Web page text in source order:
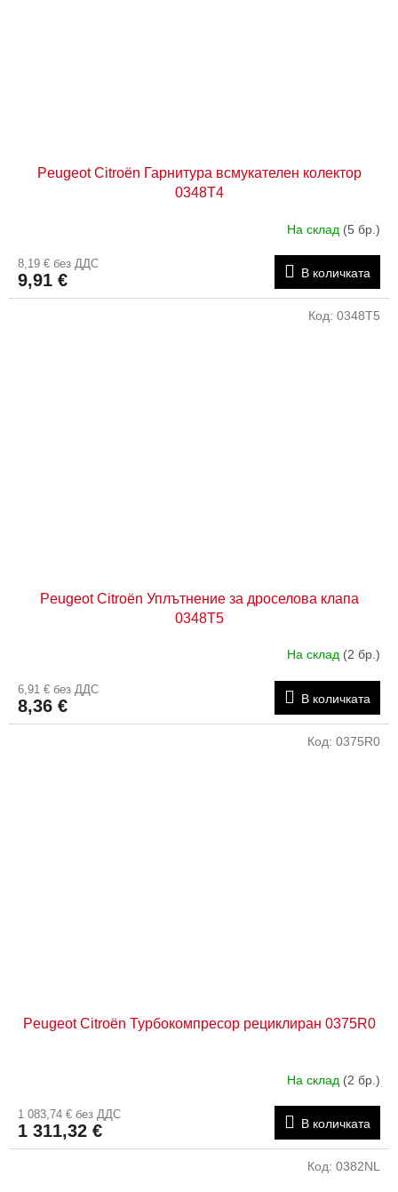
Peugeot Citroën Гарнитура всмукателен колектор
0348T4
На склад (5 бр.)
8,19 € без ДДС
9,91 € В количката
Peugeot Citroën Уплътнение за дроселова клапа
0348T5
На склад (2 бр.)
6,91 € без ДДС
8,36 € В количката
Код: 0348T5
Peugeot Citroën Турбокомпресор рециклиран 0375R0
На склад (2 бр.)
1 083,74 € без ДДС
1 311,32 € В количката
Код: 0375R0
Код: 0382NL